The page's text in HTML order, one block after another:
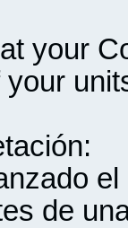
your
de